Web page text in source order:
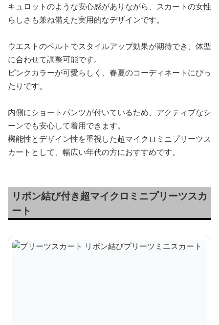
キュロットのような安心感がありながら、スカートの女性
らしさも兼ね備えた実用的なデザインです。
ウエストのベルトでスタイルアップ効果が期待でき、体型
に合わせて調整可能です。
ピンクカラーが可愛らしく、春夏のコーディネートにぴっ
たりです。
内側にショートパンツが付いているため、アクティブなシ
ーンでも安心して着用できます。
機能性とデザイン性を重視した超マイクロミニプリーツス
カートとして、幅広い年代の方におすすめです。
リボン結び付き超マイクロミニプリーツスカ
ート